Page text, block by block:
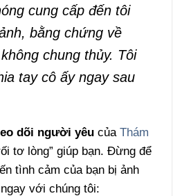
cung cấp đến tôi
bằng chứng về
chung thủy. Tôi
tay cô ấy ngay sau
dõi người yêu củaThám
tơ lòng” giúp bạn. Đừng để
tình cảm của bạn bị ảnh
với chúng tôi: